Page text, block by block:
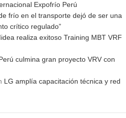
Expofrío Perú
frío en el transporte dejó de ser una
crítico regulado”
realiza exitoso Training MBT VRF
culmina gran proyecto VRV con
LG amplía capacitación técnica y red